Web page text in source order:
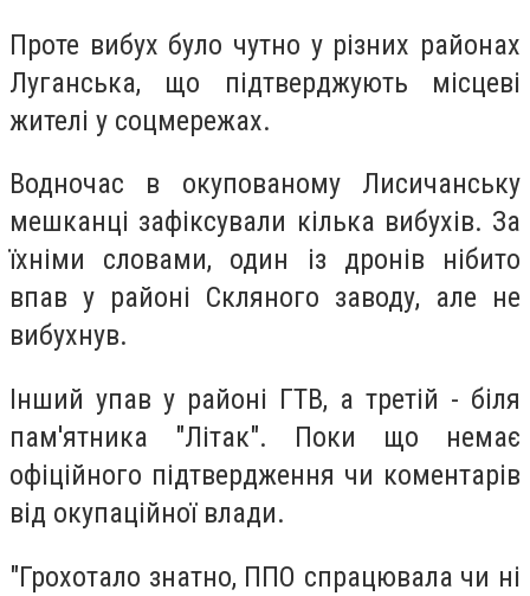
Проте вибух було чутно у різних районах
Луганська, що підтверджують місцеві
жителі у соцмережах.
Водночас в окупованому Лисичанську
мешканці зафіксували кілька вибухів. За
їхніми словами, один із дронів нібито
впав у районі Скляного заводу, але не
вибухнув.
Інший упав у районі ГТВ, а третій - біля
пам'ятника "Літак". Поки що немає
офіційного підтвердження чи коментарів
від окупаційної влади.
"Грохотало знатно, ППО спрацювала чи ні